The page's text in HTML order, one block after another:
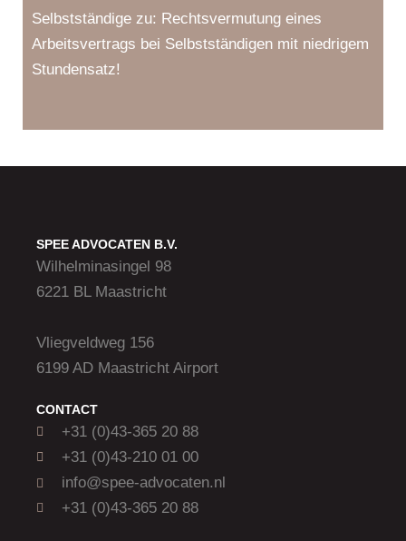
Selbstständige zu: Rechtsvermutung eines
Arbeitsvertrags bei Selbstständigen mit niedrigem
Stundensatz!
SPEE ADVOCATEN B.V.
Wilhelminasingel 98
6221 BL Maastricht
Vliegveldweg 156
6199 AD Maastricht Airport
CONTACT
+31 (0)43-365 20 88
+31 (0)43-210 01 00
info@spee-advocaten.nl
+31 (0)43-365 20 88